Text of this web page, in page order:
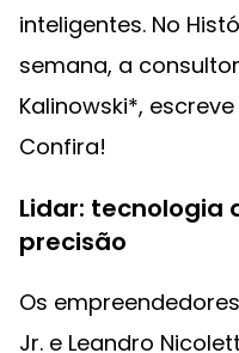
inteligentes. No
semana, a
Kalinowski*,
Confira!
Lidar: tecnologia
precisão
Os
Jr. e Leandro